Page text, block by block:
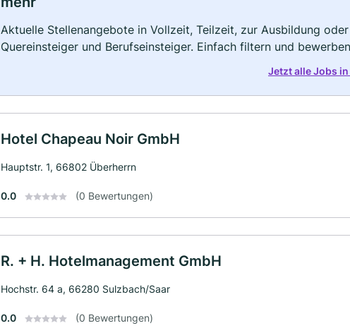
Aktuelle Stellenangebote in Vollzeit, Teilzeit, zur Ausbildung
Quereinsteiger und Berufseinsteiger. Einfach filtern und
Jetzt alle Jobs
Hotel Chapeau Noir GmbH
Hauptstr. 1, 66802 Überherrn
0.0 (0 Bewertungen)
R. + H. Hotelmanagement GmbH
Hochstr. 64 a, 66280 Sulzbach/Saar
0.0 (0 Bewertungen)